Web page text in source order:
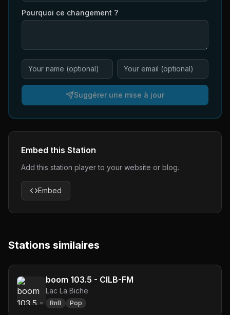
Pourquoi ce changement ?
Suggérer une mise à jour
Embed this Station
Add this station player to your website or blog.
Embed
Stations similaires
boom 103.5 - CILB-FM
Lac La Biche
RnB Pop